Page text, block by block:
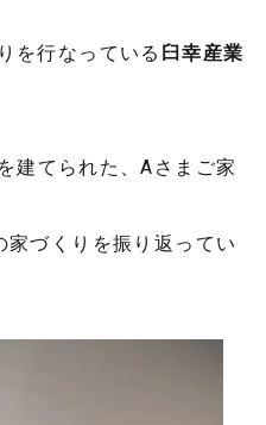
を行なっている 臼幸産業
を建てられた、Aさまご家
づくりを振り返ってい